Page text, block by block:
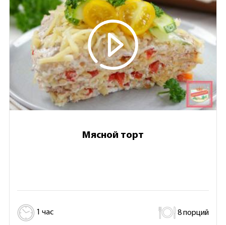
Мясной торт
1 час 8 порций